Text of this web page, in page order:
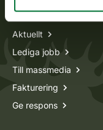
Aktuellt
Lediga jobb
Till massmedia
Fakturering
Ge respons